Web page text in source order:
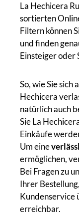
La Hechicera
sortierten
Filtern können
und finden
Einsteiger oder
So, wie Sie sich
Hechicera
natürlich auch
Sie La
Einkäufe
Um eine
ermöglichen,
Bei Fragen zu
Ihrer
Kundenservice
erreichbar.